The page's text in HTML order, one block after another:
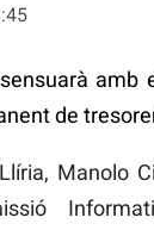
amb
de
Manolo